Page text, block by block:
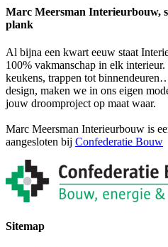
Marc Meersman Interieurbouw,
plank
Al bijna een kwart eeuw staat
100% vakmanschap in elk interieur.
keukens, trappen tot
design, maken we in ons eigen
jouw droomproject op maat waar.
Marc Meersman Interieurbouw is
aangesloten bij Confederatie Bouw
Sitemap